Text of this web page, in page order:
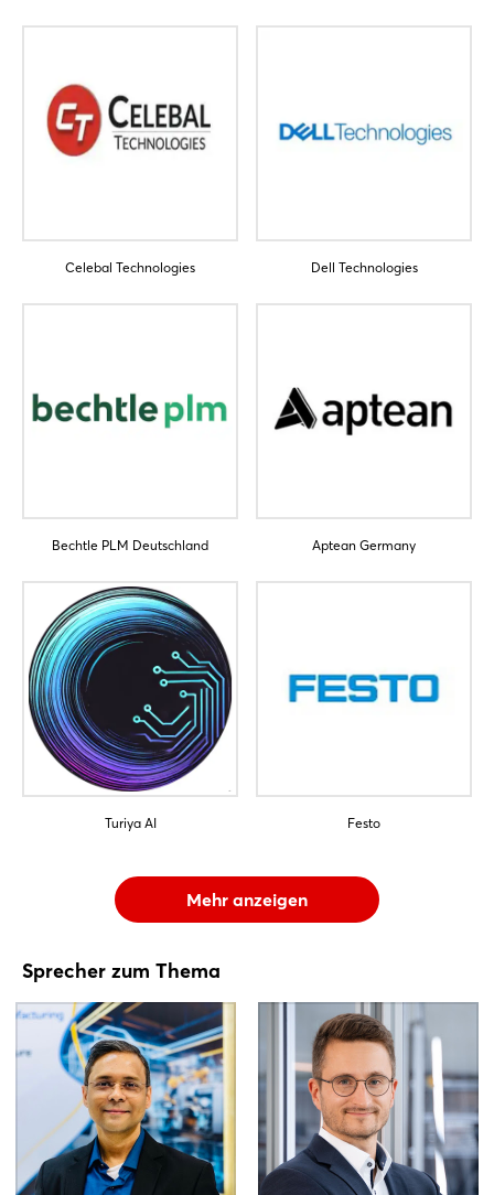
Celebal Technologies Dell Technologies
Bechtle PLM Deutschland Aptean Germany
Turiya AI Festo
Mehr anzeigen
Sprecher zum Thema